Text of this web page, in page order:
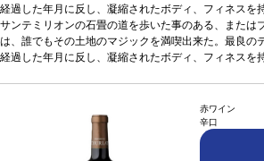
経過した年月に反し、凝縮されたボディ、フィネスを
造り出す。 シャトー・カノンとローザン・セグラの
7年にシャトー・ベルリケを買収した。エステートは
する宝である。シャトー・カノンのブドウ畑に完全に
し、急斜面そしてなだらかな斜面がドルドーニュ川へ
インの組成への影響は明らかで、格別できりっとした
すポテンシャルを持つ。 ベルリケの特徴であるテロワ
ントなミネラル感のスタイルの間に起こるマジックは
サンテミリオンの石畳の道を歩いた事のある、または
は、誰でもその土地のマジックを満喫出来た。最良の
経過した年月に反し、凝縮されたボディ、フィネスを
する宝である。シャトー・カノンのブドウ畑に完全に
広がる。シャトー・カノンの歴史ある区画に沿って、
が植わっている10ヘクタールのブドウ畑はサンテミリ
し、急斜面そしてなだらかな斜面がドルドーニュ川へ
赤ワイン
辛口